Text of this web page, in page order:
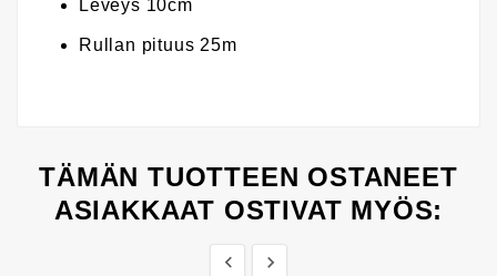
Leveys 10cm
Rullan pituus 25m
TÄMÄN TUOTTEEN OSTANEET
ASIAKKAAT OSTIVAT MYÖS:
 